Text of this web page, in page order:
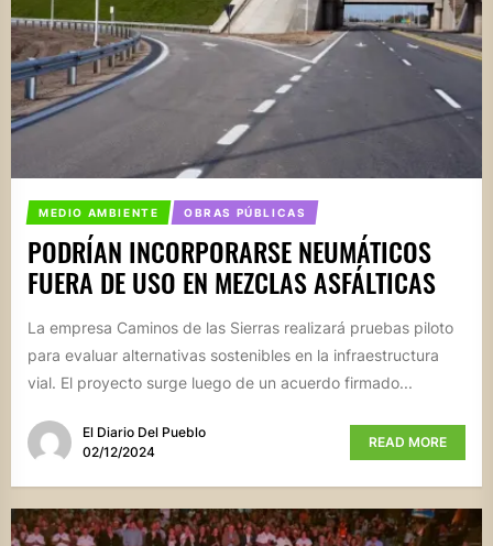
MEDIO AMBIENTE OBRAS PÚBLICAS
PODRÍAN INCORPORARSE NEUMÁTICOS
FUERA DE USO EN MEZCLAS ASFÁLTICAS
La empresa Caminos de las Sierras realizará pruebas piloto
para evaluar alternativas sostenibles en la infraestructura
vial. El proyecto surge luego de un acuerdo firmado...
El Diario Del Pueblo
02/12/2024
READ MORE